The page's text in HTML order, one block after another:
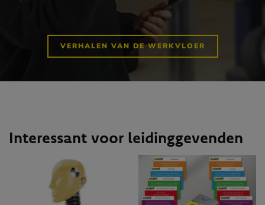
VERHALEN VAN DE WERKVLOER
Interessant voor leidinggevenden